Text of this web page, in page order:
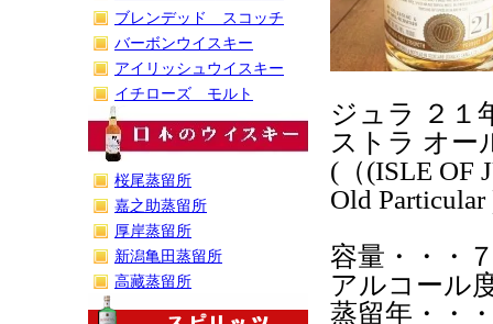
ブレンデッド スコッチ
バーボンウイスキー
アイリッシュウイスキー
イチローズ モルト
桜尾蒸留所
嘉之助蒸留所
厚岸蒸留所
新潟亀田蒸留所
高藏蒸留所
ジュラ ２
ストラ オー
(（(ISLE OF
Old Particular
容量・・・
アルコール
蒸留年・・